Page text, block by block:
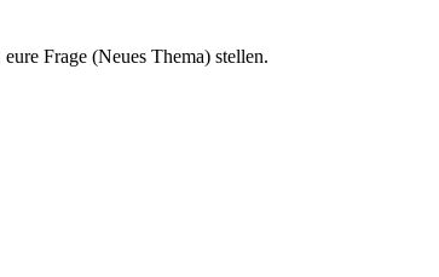
Frage (Neues Thema) stellen.